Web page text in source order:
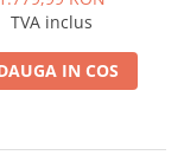
TVA inclus
IN COS